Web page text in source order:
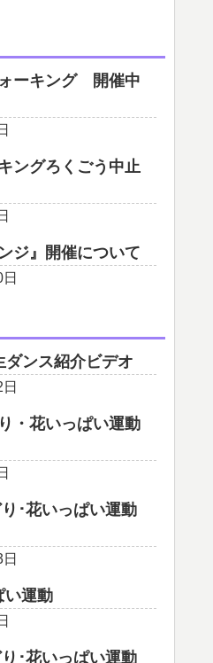
ーキング 開催中
ングろくごう中止
ジ』開催について
ダンス紹介ビデオ
・花いっぱい運動
･花いっぱい運動
い運動
･花いっぱい運動